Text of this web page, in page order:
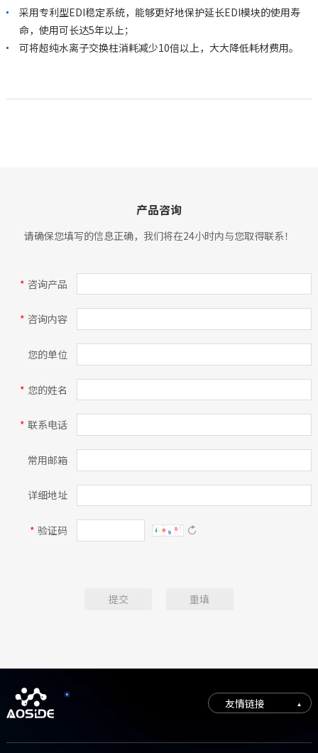
采用专利型EDI稳定系统，能够更好地保护延长EDI模块的使用寿
命，使用可长达5年以上；
可将超纯水离子交换柱消耗减少10倍以上，大大降低耗材费用。
产品咨询
请确保您填写的信息正确，我们将在24小时内与您取得联系！
* 咨询产品
* 咨询内容
您的单位
* 您的姓名
* 联系电话
常用邮箱
详细地址
* 验证码 
提交 重填
友情链接